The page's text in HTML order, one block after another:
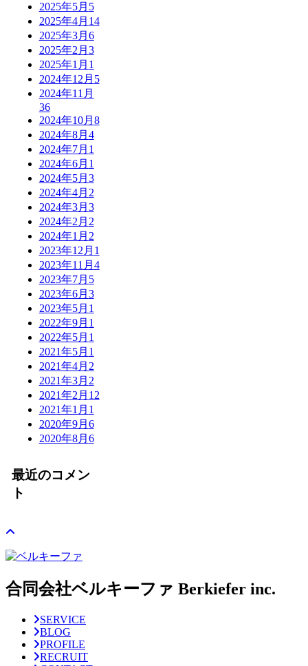
2025年5月 5
2025年4月 14
2025年3月 6
2025年2月 3
2025年1月 1
2024年12月 5
2024年11月
36
2024年10月 8
2024年8月 4
2024年7月 1
2024年6月 1
2024年5月 3
2024年4月 2
2024年3月 3
2024年2月 2
2024年1月 2
2023年12月 1
2023年11月 4
2023年7月 5
2023年6月 3
2023年5月 1
2022年9月 1
2022年5月 1
2021年5月 1
2021年4月 2
2021年3月 2
2021年2月 12
2021年1月 1
2020年9月 6
2020年8月 6
最近のコメン
ト
合同会社ベルキーファ Berkiefer inc.
SERVICE
BLOG
PROFILE
RECRUIT